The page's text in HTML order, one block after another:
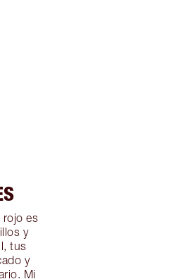
rojo es
y
tus
y
Mi